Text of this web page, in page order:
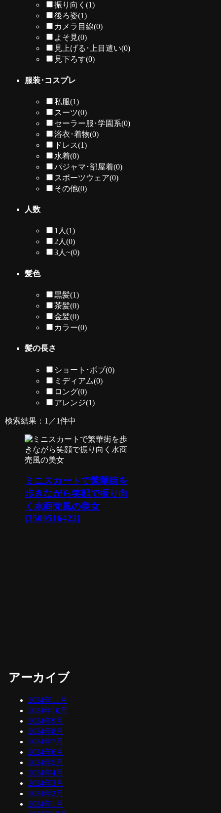
振り向く(1)
後ろ姿(1)
カメラ目線(0)
よそ見(0)
見上げる･上目遣い(0)
見下ろす(0)
服装･コスプレ
私服(1)
スーツ(0)
セーラー服･学園系(0)
浴衣･着物(0)
ドレス(1)
水着(0)
パジャマ･部屋着(0)
スポーツウェア(0)
その他(0)
人数
1人(1)
2人(0)
3人~(0)
髪色
黒髪(1)
茶髪(0)
金髪(0)
カラー(0)
髪の長さ
ショート･ボブ(0)
ミディアム(0)
ロング(0)
アレンジ(1)
検索結果：1／1件中
ミニスカートで繁華街を
歩きながら笑顔で振り向
く水商売風の美女
[3500516422]
アーカイブ
2024年11月
2024年10月
2024年9月
2024年8月
2024年7月
2024年6月
2024年5月
2024年4月
2024年3月
2024年2月
2024年1月